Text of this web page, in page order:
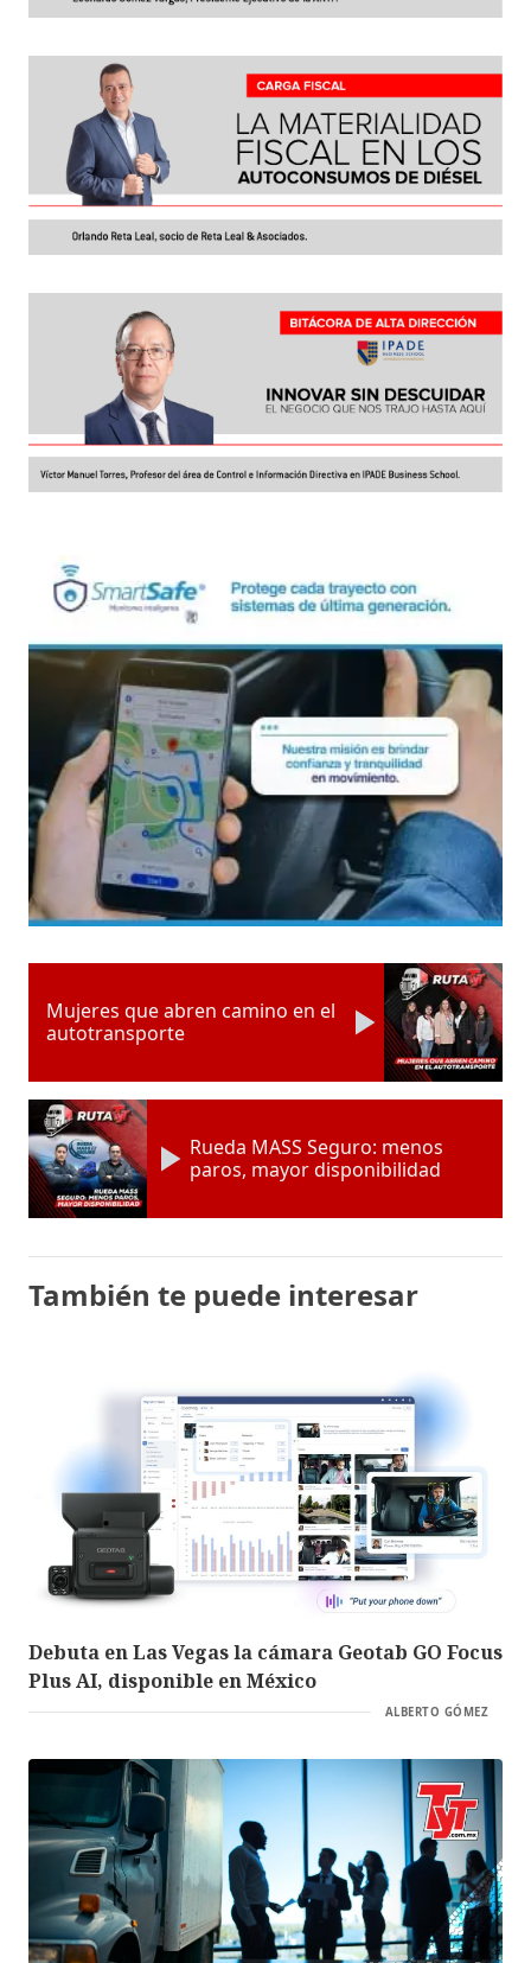
Mujeres que abren camino en el
autotransporte
Rueda MASS Seguro: menos
paros, mayor disponibilidad
También te puede interesar
Debuta en Las Vegas la cámara Geotab GO Focus
Plus AI, disponible en México
ALBERTO GÓMEZ